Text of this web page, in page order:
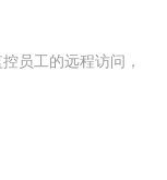
员工的远程访问，